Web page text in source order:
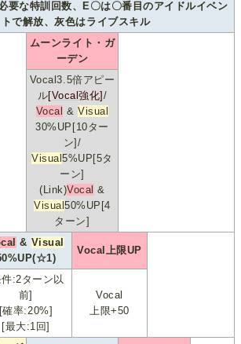
要な特訓回数、E〇は〇番目のアイドルイベン
トで解放、灰色はライブスキル
ムーンライト・ガ
ーデン
Vocal3.5倍アピー
ル[Vocal強化] /
Vocal &Visual
30%UP[10ター
ン]/
Visual5%UP[5タ
ーン]
(Link)Vocal &
Visual50%UP[4
ターン]
& Visual
Vocal上限UP
件:2ターン以
前]
[確率:20%]
[最大:1回]
Vocal
上限+50